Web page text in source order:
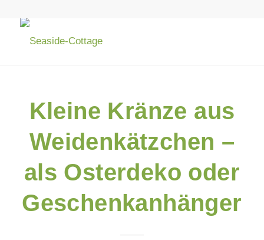
Kleine Kränze aus
Weidenkätzchen –
als Osterdeko oder
Geschenkanhänger